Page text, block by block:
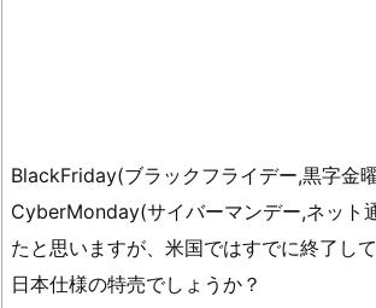
BlackFriday(ブラックフライデー,黒字金
CyberMonday(サイバーマンデー,ネット
たと思いますが、米国ではすでに終了し
日本仕様の特売でしょうか？